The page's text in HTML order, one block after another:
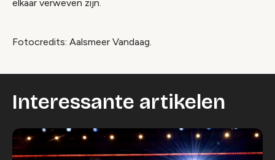
elkaar verweven zijn.
Fotocredits: Aalsmeer Vandaag.
Interessante artikelen